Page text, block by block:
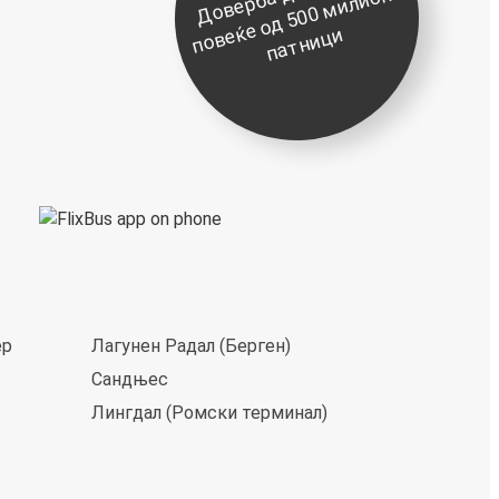
д
о
е
ќ
и
и
Лагунен Радал (Берген)
Сандњес
Лингдал (Ромски терминал)